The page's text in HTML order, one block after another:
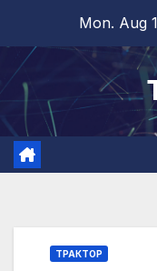
content
Mon. Aug
ТРАКТОР